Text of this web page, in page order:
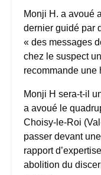
Monji H. a avoué
dernier guidé par
« des messages
chez le suspect
recommande une
Monji H sera-t-il
a avoué le
Choisy-le-Roi
passer devant
rapport
abolition du